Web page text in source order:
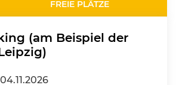
FREIE PLÄTZE
(am Beispiel der
04.11.2026